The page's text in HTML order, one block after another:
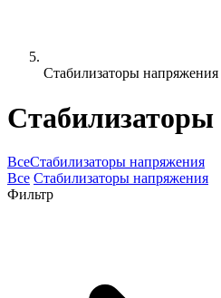
Стабилизаторы напряжения
ВсеСтабилизаторы напряжения
Все Стабилизаторы напряжения
Фильтр